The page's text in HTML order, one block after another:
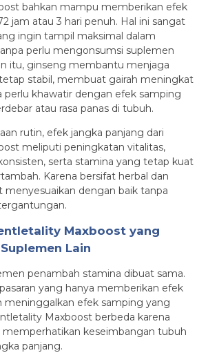
bahkan mampu memberikan efek
jam atau 3 hari penuh. Hal ini sangat
ingin tampil maksimal dalam
perlu mengonsumsi suplemen
itu, ginseng membantu menjaga
stabil, membuat gairah meningkat
perlu khawatir dengan efek samping
atau rasa panas di tubuh.
rutin, efek jangka panjang dari
meliputi peningkatan vitalitas,
serta stamina yang tetap kuat
Karena bersifat herbal dan
menyesuaikan dengan baik tanpa
Maxboost yang
Lain
penambah stamina dibuat sama.
yang hanya memberikan efek
meninggalkan efek samping yang
Maxboost berbeda karena
memperhatikan keseimbangan tubuh
panjang.